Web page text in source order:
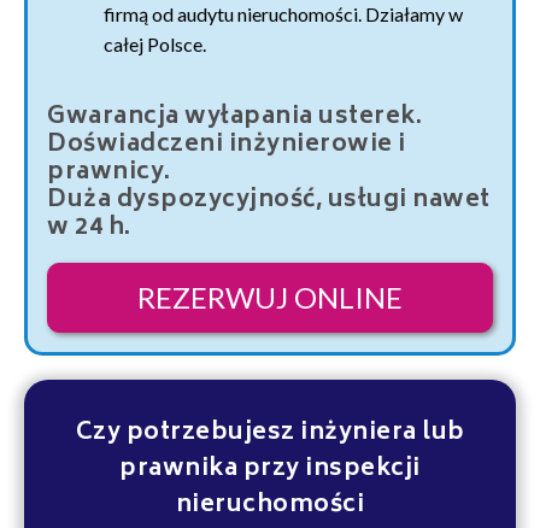
firmą od audytu nieruchomości. Działamy w
całej Polsce.
Gwarancja wyłapania usterek.
Doświadczeni inżynierowie i
prawnicy.
Duża dyspozycyjność, usługi nawet
w 24 h.
REZERWUJ ONLINE
Czy potrzebujesz inżyniera lub
prawnika przy inspekcji
nieruchomości